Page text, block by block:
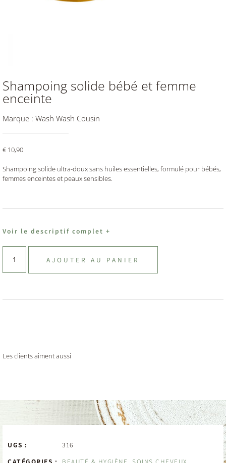
Shampoing solide bébé et femme
enceinte
Marque : Wash Wash Cousin
€ 10,90
Shampoing solide ultra-doux sans huiles essentielles, formulé pour bébés,
femmes enceintes et peaux sensibles.
Voir le descriptif complet +
AJOUTER AU PANIER
Les clients aiment aussi
UGS :
316